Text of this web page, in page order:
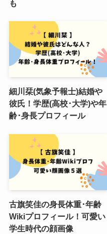
も
細川栞(気象予報士)結婚や
彼氏！学歴(高校･大学)や年
齢･身長プロフィール
古旗笑佳の身長体重･年齢
Wikiプロフィール！可愛い
学生時代の顔画像